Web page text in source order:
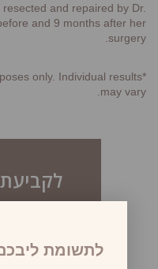
and repaired by Dr.
and 9 months after her
surgery.
only. Individual results
may vary.
לתשומת